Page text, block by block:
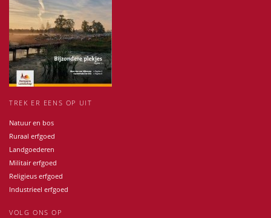
TREK ER EENS OP UIT
Natuur en bos
Ruraal erfgoed
Landgoederen
Militair erfgoed
Religieus erfgoed
Industrieel erfgoed
VOLG ONS OP